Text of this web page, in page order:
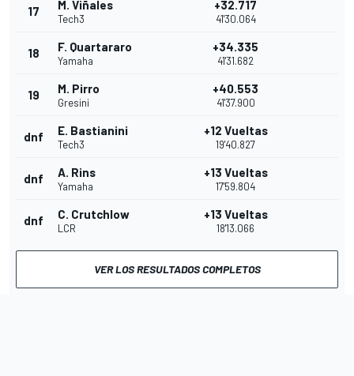
17 M. Viñales
Tech3
+32.717
41'30.064
18 F. Quartararo
Yamaha
+34.335
41'31.682
19 M. Pirro
Gresini
+40.553
41'37.900
dnf E. Bastianini
Tech3
+12 Vueltas
19'40.827
dnf A. Rins
Yamaha
+13 Vueltas
17'59.804
dnf C. Crutchlow
LCR
+13 Vueltas
18'13.066
VER LOS RESULTADOS COMPLETOS